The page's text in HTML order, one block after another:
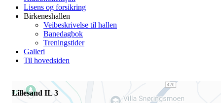
Lisens og forsikring
Birkeneshallen
Veibeskrivelse til hallen
Banedagbok
Treningstider
Galleri
Til hovedsiden
Lillesand IL 3